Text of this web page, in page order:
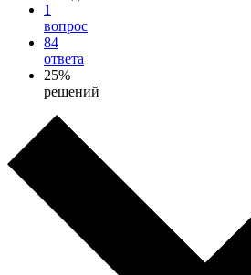
1
вопрос
84
ответа
25%
решений